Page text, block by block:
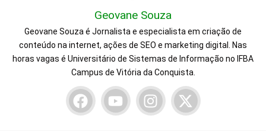
Geovane Souza
Geovane Souza é Jornalista e especialista em criação de
conteúdo na internet, ações de SEO e marketing digital. Nas
horas vagas é Universitário de Sistemas de Informação no IFBA
Campus de Vitória da Conquista.